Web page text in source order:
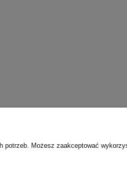
Informacje
potrzeb. Możesz zaakceptować